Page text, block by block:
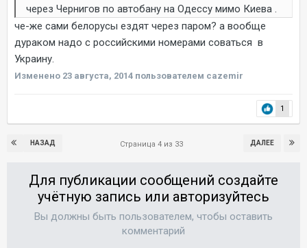
через Чернигов по автобану на Одессу мимо Киева .
че-же сами белорусы ездят через паром? а вообще
дураком надо с российскими номерами соваться в
Украину.
Изменено 23 августа, 2014 пользователем cazemir
1
НАЗАД ДАЛЕЕ
Страница 4 из 33
Для публикации сообщений создайте
учётную запись или авторизуйтесь
Вы должны быть пользователем, чтобы оставить
комментарий